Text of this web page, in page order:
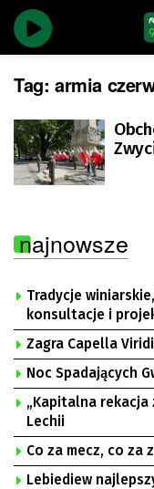
Tag: armia
najnowsze
Tradycje
konsultacje i
Zagra Capella
Noc Spadających
„Kapitalna rekacja
Lechii
Co za mecz, co za
Lebiediew